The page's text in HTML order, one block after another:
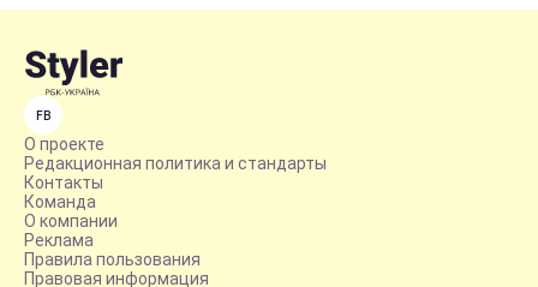
FB
О проекте
Редакционная политика и стандарты
Контакты
Команда
О компании
Реклама
Правила пользования
Правовая информация